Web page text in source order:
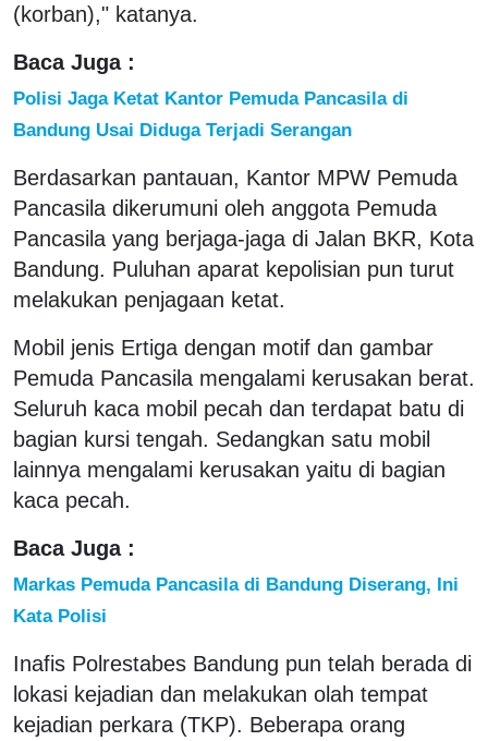
(korban)," katanya.
Baca Juga :
Polisi Jaga Ketat Kantor Pemuda Pancasila di
Bandung Usai Diduga Terjadi Serangan
Berdasarkan pantauan, Kantor MPW Pemuda
Pancasila dikerumuni oleh anggota Pemuda
Pancasila yang berjaga-jaga di Jalan BKR, Kota
Bandung. Puluhan aparat kepolisian pun turut
melakukan penjagaan ketat.
Mobil jenis Ertiga dengan motif dan gambar
Pemuda Pancasila mengalami kerusakan berat.
Seluruh kaca mobil pecah dan terdapat batu di
bagian kursi tengah. Sedangkan satu mobil
lainnya mengalami kerusakan yaitu di bagian
kaca pecah.
Baca Juga :
Markas Pemuda Pancasila di Bandung Diserang, Ini
Kata Polisi
Inafis Polrestabes Bandung pun telah berada di
lokasi kejadian dan melakukan olah tempat
kejadian perkara (TKP). Beberapa orang